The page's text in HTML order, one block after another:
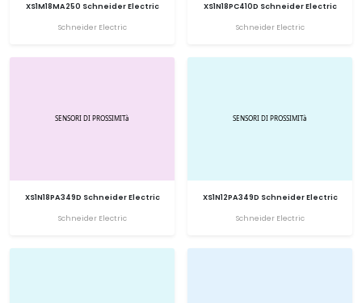
XS1M18MA250 Schneider Electric
Schneider Electric
XS1N18PC410D Schneider Electric
Schneider Electric
XS1N18PA349D Schneider Electric
Schneider Electric
XS1N12PA349D Schneider Electric
Schneider Electric